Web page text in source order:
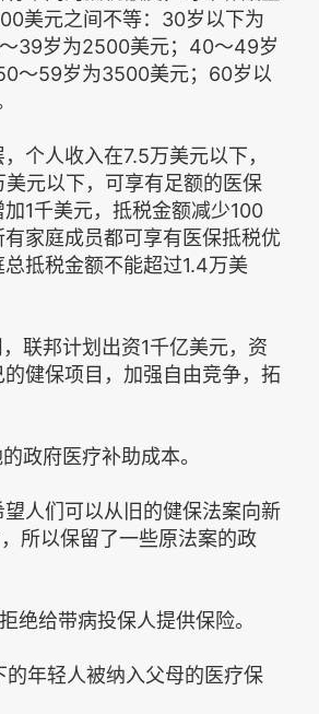
美元之间不等：30岁以下为
39岁为2500美元；40～49岁
～59岁为3500美元；60岁以
个人收入在7.5万美元以下，
美元以下，可享有足额的医保
1千美元，抵税金额减少100
家庭成员都可享有医保抵税优
抵税金额不能超过1.4万美
联邦计划出资1千亿美元，资
健保项目，加强自由竞争，拓
政府医疗补助成本。
望人们可以从旧的健保法案向新
所以保留了一些原法案的政
绝给带病投保人提供保险。
年轻人被纳入父母的医疗保